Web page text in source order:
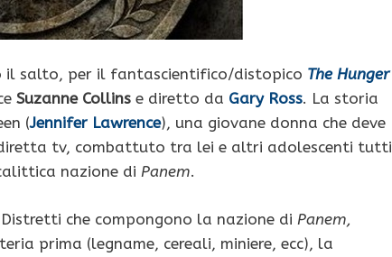
il salto, per il fantascientifico/distopico The Hunger
Suzanne Collins e diretto da Gary Ross. La storia
(Jennifer Lawrence), una giovane donna che deve
tv, combattuto tra lei e altri adolescenti tutti
nazione di Panem.
che compongono la nazione di Panem,
prima (legname, cereali, miniere, ecc), la